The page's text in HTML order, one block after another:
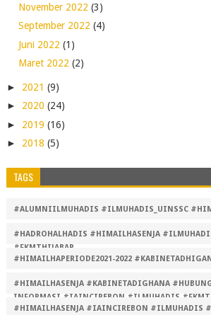
November 2022 (3)
September 2022 (4)
Juni 2022 (1)
Maret 2022 (2)
► 2021 (9)
► 2020 (24)
► 2019 (16)
► 2018 (5)
TAGS
#ALUMNIILMUHADIS #ILMUHADIS_UINSSC
#HADROHALHADIS #HIMAILHASENJA
#FKMTHIJABAR
#HIMAILHAPERIODE2021-2022
#HIMAILHASENJA #KABINETADIGHANA
INFORMASI #IAINCIREBON #ILMUHADIS
#HIMAILHASENJA #IAINCIREBON #ILMUHADIS